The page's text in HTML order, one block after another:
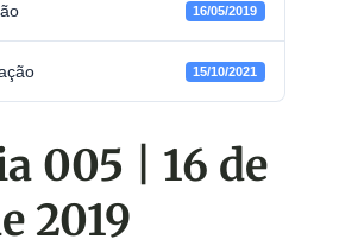
16/05/2019
15/10/2021
005 | 16 de
2019